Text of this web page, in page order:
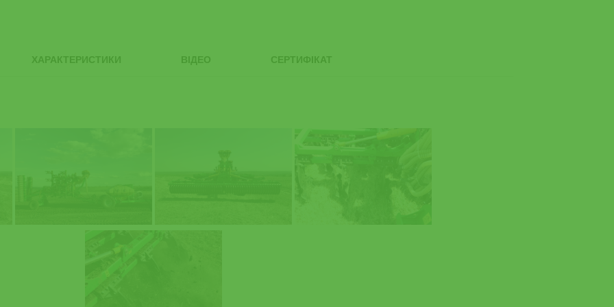
ХАРАКТЕРИСТИКИ ВІДЕО СЕРТИФІКАТ